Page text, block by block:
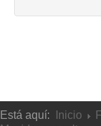
Está aquí: Inicio